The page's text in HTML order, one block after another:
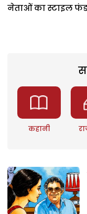
नेताओं का स्टाइल
कहानी